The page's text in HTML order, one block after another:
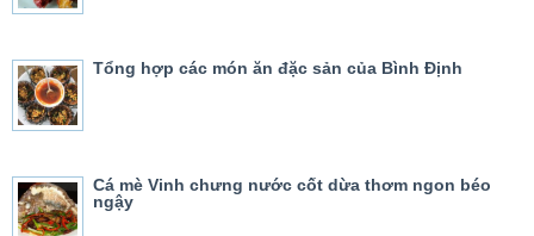
Tổng hợp các món ăn đặc sản của Bình Định
Cá mè Vinh chưng nước cốt dừa thơm ngon béo
ngậy